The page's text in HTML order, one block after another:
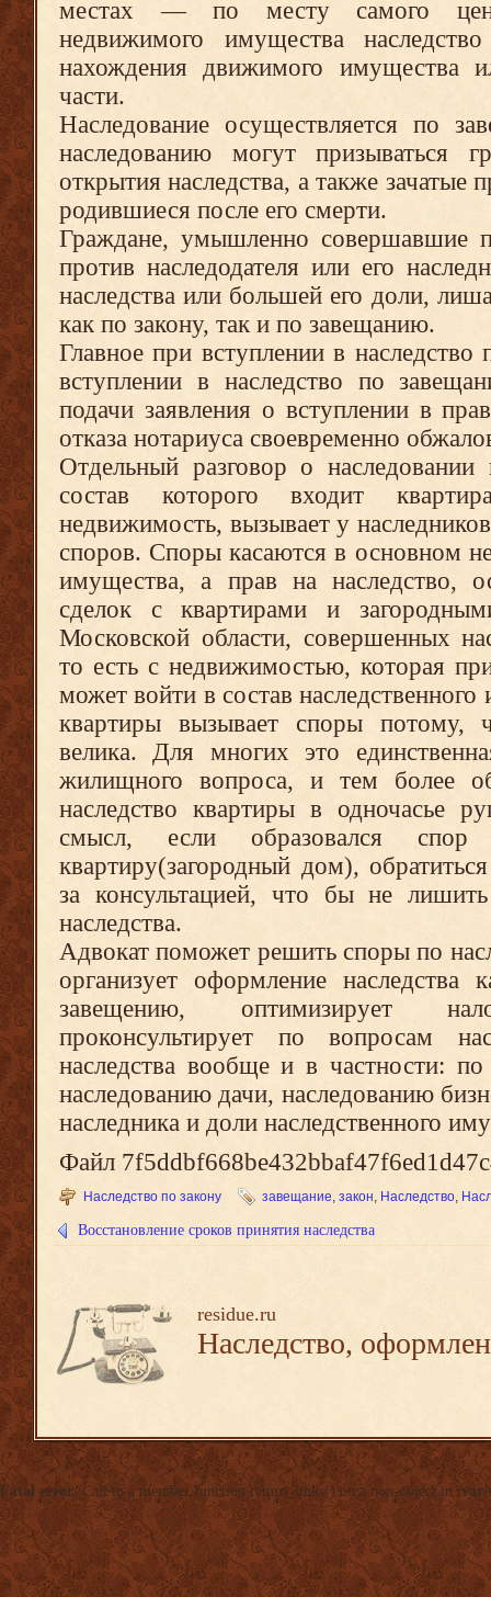
местах — по месту самого
недвижимого имущества
нахождения движимого имущества
части.
Наследование осуществляется по
наследованию могут призываться
открытия наследства, а также зачатые
родившиеся после его смерти.
Граждане, умышленно совершавшие
против наследодателя или его
наследства или большей его доли,
как по закону, так и по завещанию.
Главное при вступлении в
вступлении в наследство по
подачи заявления о вступлении в
отказа нотариуса своевременно
Отдельный разговор о
состав которого входит
недвижимость, вызывает у
споров. Споры касаются в основном не
имущества, а прав на наследство,
сделок с квартирами и
Московской области, совершенных
то есть с недвижимостью, которая
может войти в состав
квартиры вызывает споры потому,
велика. Для многих это
жилищного вопроса, и тем более
наследство квартиры в одночасье
смысл, если образовался спор
квартиру(загородный дом),
за консультацией, что бы не
наследства.
Адвокат поможет решить споры по
организует оформление
завещению, оптимизирует
проконсультирует по вопросам
наследства вообще и в частности:
наследованию дачи, наследованию
наследника и доли наследственного
Файл
Наследство по закону завещание, закон, Наследство,
Восстановление сроков принятия наследства
residue.ru
Наследство,
Fatal error: Call to a member function return_links() on a non-object in/var/